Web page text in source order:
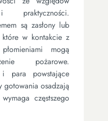
praktyczności.
są zasłony lub
które w kontakcie z
mogą
pożarowe.
i para powstające
gotowania osadzają
częstszego